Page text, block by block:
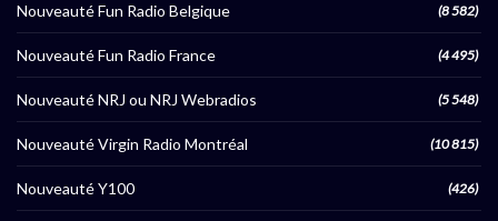
Nouveauté Fun Radio Belgique (8 582)
Nouveauté Fun Radio France (4 495)
Nouveauté NRJ ou NRJ Webradios (5 548)
Nouveauté Virgin Radio Montréal (10 815)
Nouveauté Y100 (426)